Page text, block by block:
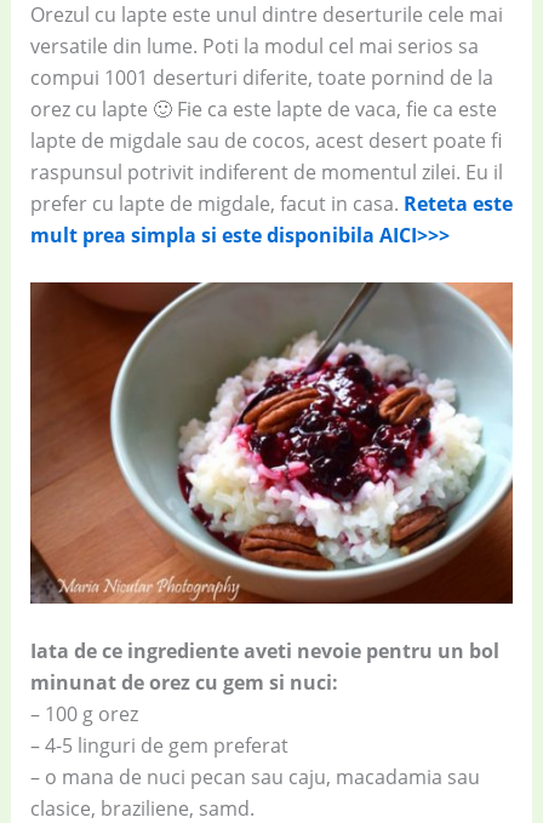
Orezul cu lapte este unul dintre deserturile cele mai
versatile din lume. Poti la modul cel mai serios sa
compui 1001 deserturi diferite, toate pornind de la
orez cu lapte 🙂 Fie ca este lapte de vaca, fie ca este
lapte de migdale sau de cocos, acest desert poate fi
raspunsul potrivit indiferent de momentul zilei. Eu il
prefer cu lapte de migdale, facut in casa. Reteta este
mult prea simpla si este disponibila AICI>>>
Iata de ce ingrediente aveti nevoie pentru un bol
minunat de orez cu gem si nuci:
– 100 g orez
– 4-5 linguri de gem preferat
– o mana de nuci pecan sau caju, macadamia sau
clasice, braziliene, samd.